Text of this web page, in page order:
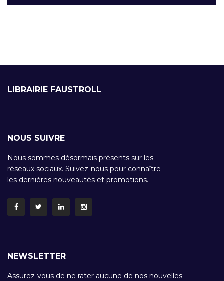
LIBRAIRIE FAUSTROLL
NOUS SUIVRE
Nous sommes désormais présents sur les
réseaux sociaux. Suivez-nous pour connaître
les dernières nouveautés et promotions.
NEWSLETTER
Assurez-vous de ne rater aucune de nos nouvelles